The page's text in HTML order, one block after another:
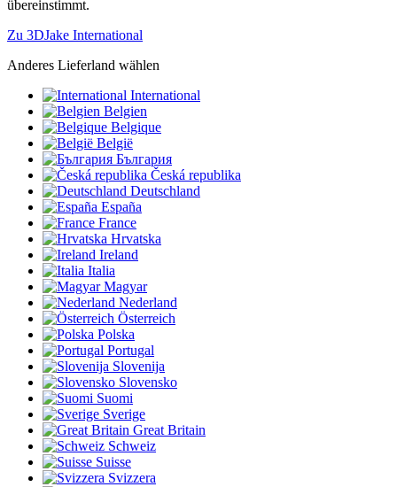
übereinstimmt.
Zu 3DJake International
Anderes Lieferland wählen
International
Belgien
Belgique
België
България
Česká republika
Deutschland
España
France
Hrvatska
Ireland
Italia
Magyar
Nederland
Österreich
Polska
Portugal
Slovenija
Slovensko
Suomi
Sverige
Great Britain
Schweiz
Suisse
Svizzera